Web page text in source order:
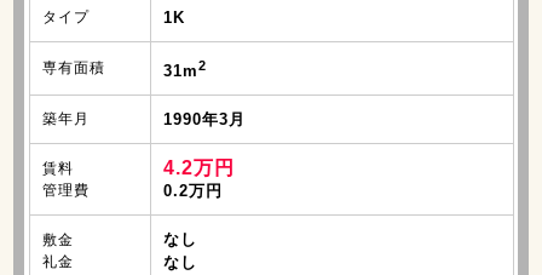
タイプ 1K
専有面積 31m2
築年月 1990年3月
賃料
管理費
4.2万円
0.2万円
敷金
礼金
なし
なし